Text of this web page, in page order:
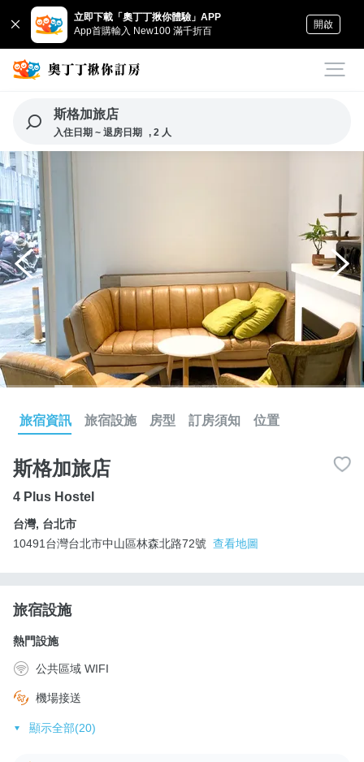
立即下載「奧丁丁揪你體驗」APP
App首購輸入 New100 滿千折百
開啟
斯格加旅店
入住日期 ~ 退房日期 , 2 人
旅宿資訊 旅宿設施 房型 訂房須知 位置
斯格加旅店
4 Plus Hostel
台灣, 台北市
10491台灣台北市中山區林森北路72號 查看地圖
旅宿設施
熱門設施
公共區域 WIFI
機場接送
顯示全部(20)